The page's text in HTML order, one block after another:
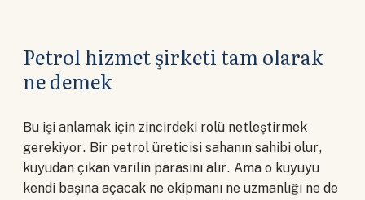
Petrol hizmet şirketi tam olarak
ne demek
Bu işi anlamak için zincirdeki rolü netleştirmek
gerekiyor. Bir petrol üreticisi sahanın sahibi olur,
kuyudan çıkan varilin parasını alır. Ama o kuyuyu
kendi başına açacak ne ekipmanı ne uzmanlığı ne de